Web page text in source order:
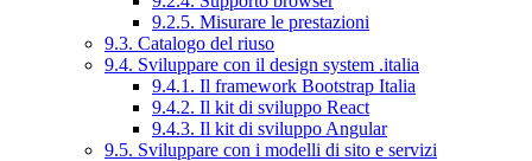
9.2.5. Misurare le prestazioni
9.3. Catalogo del riuso
9.4. Sviluppare con il design system .italia
9.4.1. Il framework Bootstrap Italia
9.4.2. Il kit di sviluppo React
9.4.3. Il kit di sviluppo Angular
9.5. Sviluppare con i modelli di sito e servizi